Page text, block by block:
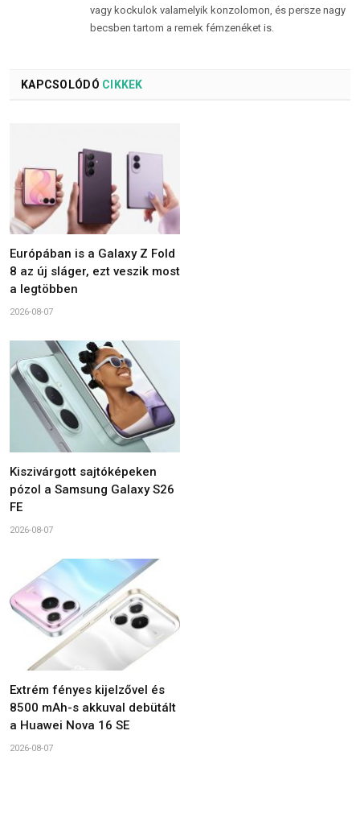
vagy kockulok valamelyik konzolomon, és persze nagy
becsben tartom a remek fémzenéket is.
KAPCSOLÓDÓ CIKKEK
Európában is a Galaxy Z Fold
8 az új sláger, ezt veszik most
a legtöbben
2026-08-07
Kiszivárgott sajtóképeken
pózol a Samsung Galaxy S26
FE
2026-08-07
Extrém fényes kijelzővel és
8500 mAh-s akkuval debütált
a Huawei Nova 16 SE
2026-08-07